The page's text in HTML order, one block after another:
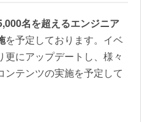
名を超えるエンジニア
を予定しております。イベ
更にアップデートし、様々
ンテンツの実施を予定して